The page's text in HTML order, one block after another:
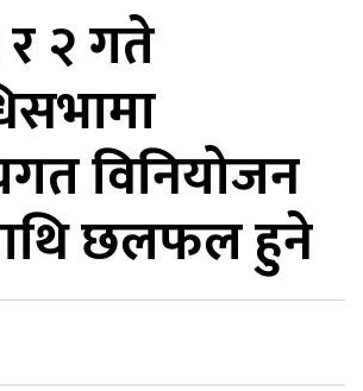
२ गते
विनियोजन
छलफल हुने